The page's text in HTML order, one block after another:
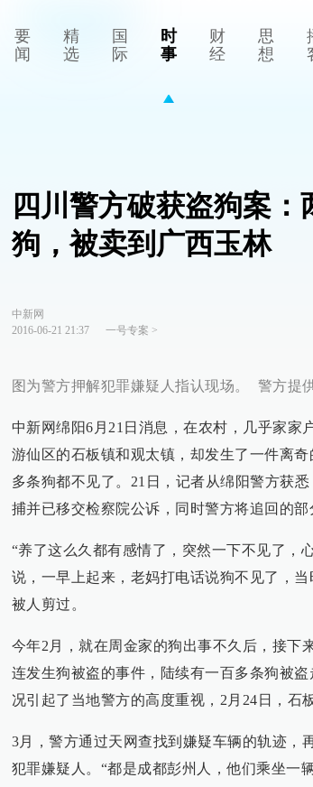
要
闻
精
选
国
际
时
事
财
经
思
想
四川警方破获盗狗案
狗，被卖到广西玉林
中新网
2016-06-21 21:37
一号专案 >
图为警方押解犯罪嫌疑人指认现场。 警方提
中新网绵阳6月21日消息，在农村，几乎家家
游仙区的石板镇和观太镇，却发生了一件离
多条狗都不见了。21日，记者从绵阳警方获
捕并已移交检察院公诉，同时警方将追回的部
“养了这么久都有感情了，突然一下不见了，
说，一早上起来，老妈打电话说狗不见了，
被人剪过。
今年2月，就在周金家的狗出事不久后，接下
连发生狗被盗的事件，陆续有一百多条狗被
况引起了当地警方的高度重视，2月24日，石
3月，警方通过天网查找到嫌疑车辆的轨迹，
犯罪嫌疑人。“都是成都彭州人，他们乘坐一